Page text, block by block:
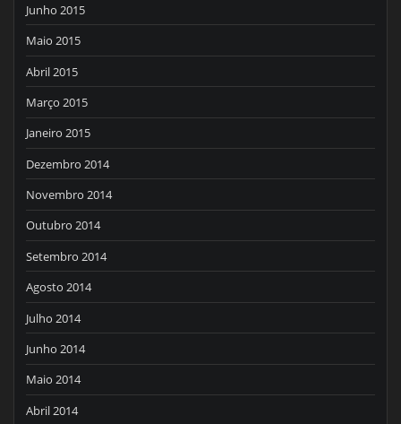
Junho 2015
Maio 2015
Abril 2015
Março 2015
Janeiro 2015
Dezembro 2014
Novembro 2014
Outubro 2014
Setembro 2014
Agosto 2014
Julho 2014
Junho 2014
Maio 2014
Abril 2014